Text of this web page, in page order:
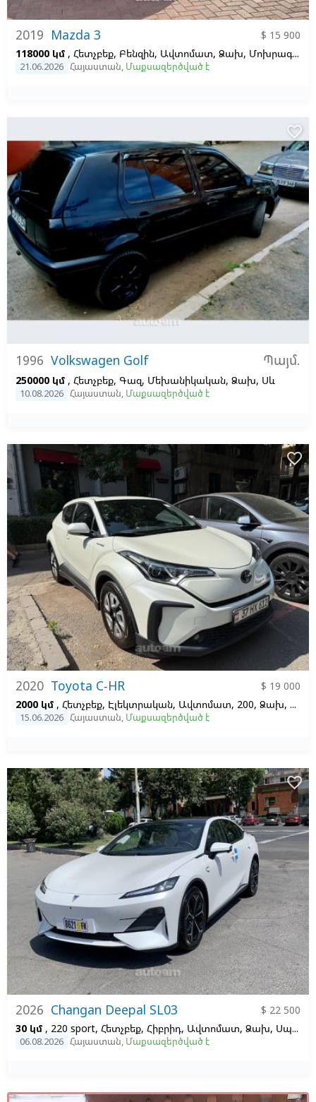
2019 Mazda 3
$ 15 900
118000 կմ , Հետչբեք, Բենզին, Ավտոմատ, Ձախ, Մոխրագույն,
21.06.2026 Հայաստան, Մաքսազերծված է
1996 Volkswagen Golf Պայմ.
250000 կմ , Հետչբեք, Գազ, Մեխանիկական, Ձախ, Սև
10.08.2026 Հայաստան, Մաքսազերծված է
favorite_border
2020 Toyota C-HR
$ 19 000
2000 կմ , Հետչբեք, Էլեկտրական, Ավտոմատ, 200, Ձախ,
15.06.2026 Հայաստան, Մաքսազերծված է
favorite_border
2026 Changan Deepal SL03
$ 22 500
30 կմ , 220 sport, Հետչբեք, Հիբրիդ, Ավտոմատ, Ձախ, Սպիտակ
06.08.2026 Հայաստան, Մաքսազերծված է
favorite_border